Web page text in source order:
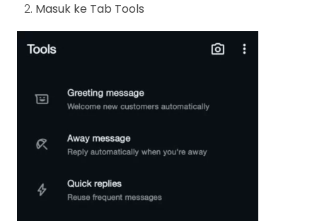
Masuk ke Tab Tools